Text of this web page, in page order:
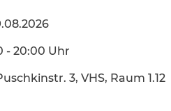
- 20:00 Uhr
3, VHS, Raum 1.12